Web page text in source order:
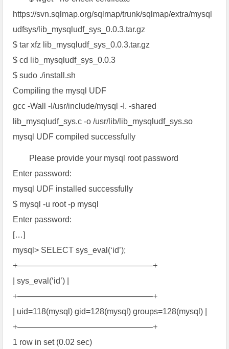
https://svn.sqlmap.org/sqlmap/trunk/sqlmap/extra/mysql
udfsys/lib_mysqludf_sys_0.0.3.tar.gz
$ tar xfz lib_mysqludf_sys_0.0.3.tar.gz
$ cd lib_mysqludf_sys_0.0.3
$ sudo ./install.sh
Compiling the mysql UDF
gcc -Wall -I/usr/include/mysql -I. -shared
lib_mysqludf_sys.c -o /usr/lib/lib_mysqludf_sys.so
mysql UDF compiled successfully
Please provide your mysql root password
Enter password:
mysql UDF installed successfully
$ mysql -u root -p mysql
Enter password:
[…]
mysql> SELECT sys_eval(‘id’);
+————————————————–+
| sys_eval(‘id’) |
+————————————————–+
| uid=118(mysql) gid=128(mysql) groups=128(mysql) |
+————————————————–+
1 row in set (0.02 sec)